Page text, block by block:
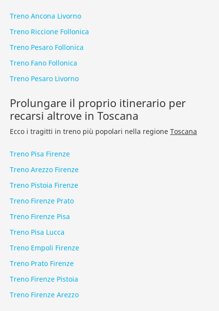
Treno Ancona Livorno
Treno Riccione Follonica
Treno Pesaro Follonica
Treno Fano Follonica
Treno Pesaro Livorno
Prolungare il proprio itinerario per
recarsi altrove in Toscana
Ecco i tragitti in treno più popolari nella regione Toscana
Treno Pisa Firenze
Treno Arezzo Firenze
Treno Pistoia Firenze
Treno Firenze Prato
Treno Firenze Pisa
Treno Pisa Lucca
Treno Empoli Firenze
Treno Prato Firenze
Treno Firenze Pistoia
Treno Firenze Arezzo